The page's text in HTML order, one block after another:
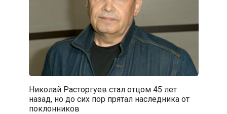
Николай Расторгуев стал отцом 45 лет
назад, но до сих пор прятал наследника от
поклонников